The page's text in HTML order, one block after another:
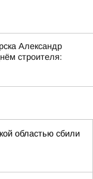
Александр
строителя:
областью сбили